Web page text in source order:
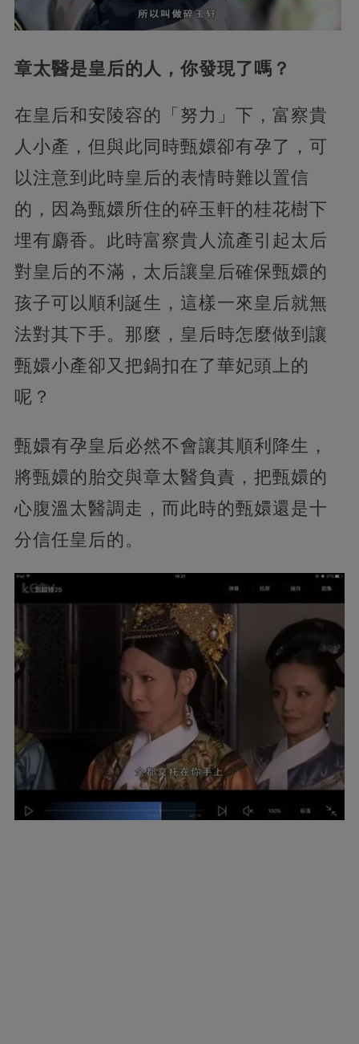
章太醫是皇后的人，你發現了嗎？
在皇后和安陵容的「努力」下，富察貴
人小產，但與此同時甄嬛卻有孕了，可
以注意到此時皇后的表情時難以置信
的，因為甄嬛所住的碎玉軒的桂花樹下
埋有麝香。此時富察貴人流產引起太后
對皇后的不滿，太后讓皇后確保甄嬛的
孩子可以順利誕生，這樣一來皇后就無
法對其下手。那麼，皇后時怎麼做到讓
甄嬛小產卻又把鍋扣在了華妃頭上的
呢？
甄嬛有孕皇后必然不會讓其順利降生，
將甄嬛的胎交與章太醫負責，把甄嬛的
心腹溫太醫調走，而此時的甄嬛還是十
分信任皇后的。